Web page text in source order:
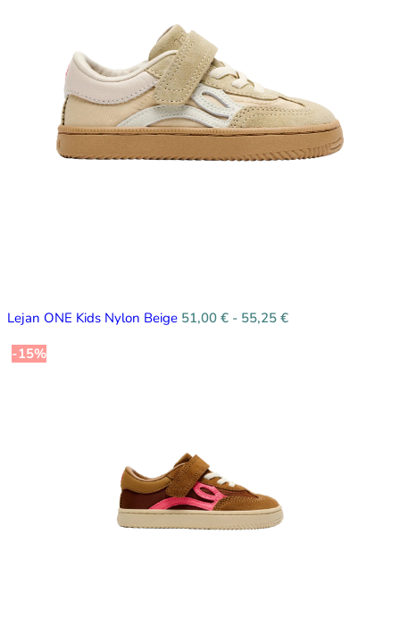
Lejan ONE Kids Nylon Beige 51,00 € - 55,25 €
-15%